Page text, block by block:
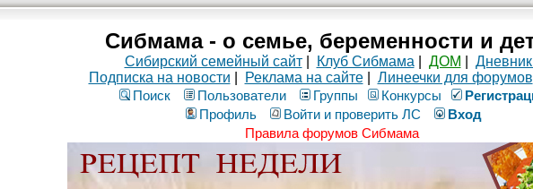
Сибмама - о семье, беременности и
Сибирский семейный сайт| Клуб Сибмама ДОМ
Подписка на новости
Реклама на сайте| Линеечки для форумов
Поиск
Пользователи Группы Конкурсы
Профиль
Войти и проверить ЛС
Вход
Правила форумов Сибмама